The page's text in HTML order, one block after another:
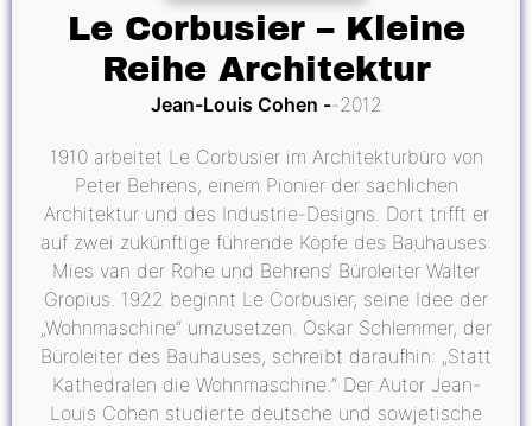
Le Corbusier – Kleine
Reihe Architektur
Jean-Louis Cohen 2012
1910 arbeitet Le Corbusier im Architekturbüro von
Peter Behrens, einem Pionier der sachlichen
Architektur und des Industrie-Designs. Dort trifft er
auf zwei zukünftige führende Köpfe des Bauhauses:
Mies van der Rohe und Behrens‘ Büroleiter Walter
Gropius. 1922 beginnt Le Corbusier, seine Idee der
„Wohnmaschine“ umzusetzen. Oskar Schlemmer, der
Büroleiter des Bauhauses, schreibt daraufhin: „Statt
Kathedralen die Wohnmaschine.“ Der Autor Jean-
Louis Cohen studierte deutsche und sowjetische